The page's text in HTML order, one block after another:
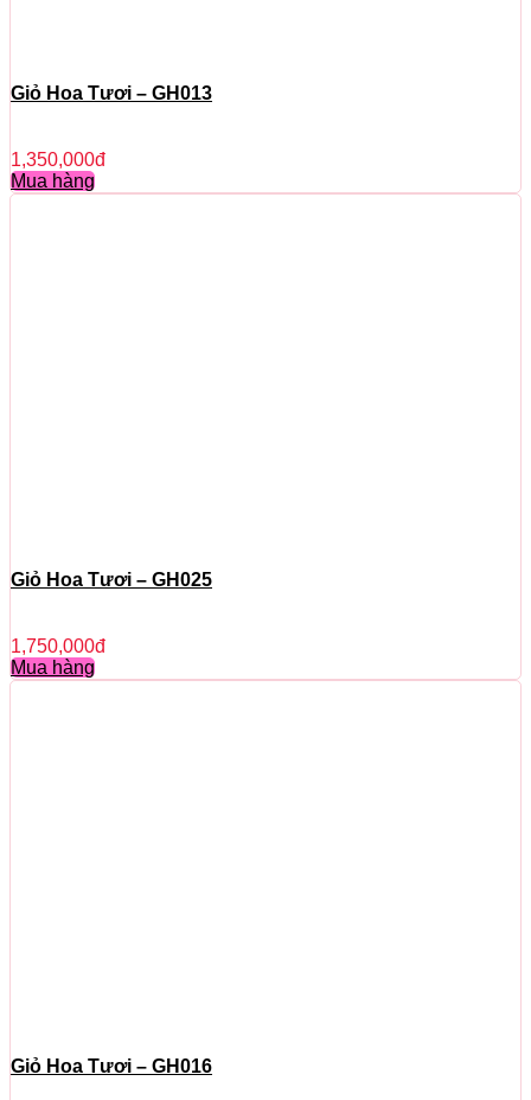
Giỏ Hoa Tươi – GH013
1,350,000đ
Mua hàng
Giỏ Hoa Tươi – GH025
1,750,000đ
Mua hàng
Giỏ Hoa Tươi – GH016